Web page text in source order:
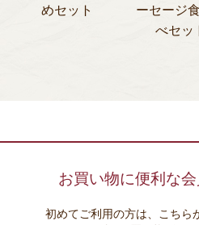
めセット
ーセージ
べセッ
お買い物に便利な会
初めてご利用の方は、こちら